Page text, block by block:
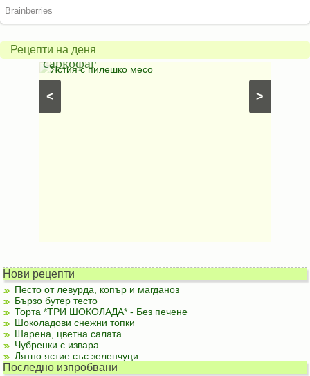
Рецепти на деня
>
<
Печено
пиле
в
саркофаг
Ястия с пилешко месо
Нови рецепти
Песто от левурда, копър и магданоз
Бързо бутер тесто
Торта *ТРИ ШОКОЛАДА* - Без печене
Шоколадови снежни топки
Шарена, цветна салата
Чубренки с извара
Лятно ястие със зеленчуци
Последно изпробвани